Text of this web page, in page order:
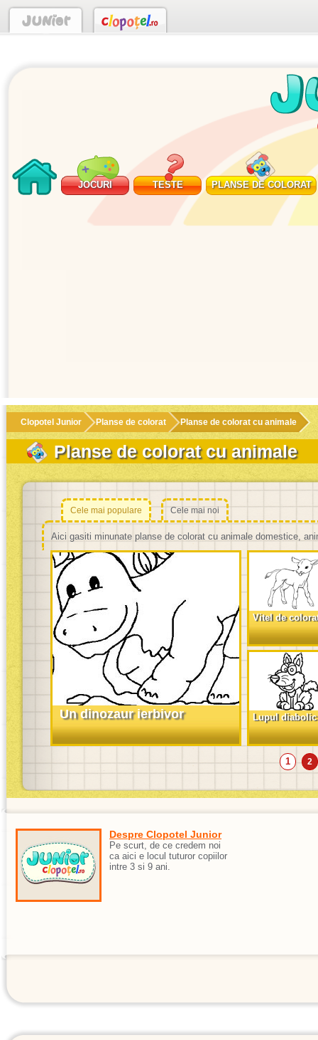
JOCURI TESTE PLANSE DE COLORAT
Clopotel Junior Planse de colorat Planse de colorat cu animale
Planse de colorat cu animale
Cele mai populare Cele mai noi
Aici gasiti minunate planse de colorat cu animale domestice,
Un dinozaur ierbivor
Vitel de
Lupul diabolic
1 2
Despre Clopotel Junior
Pe scurt, de ce credem noi
ca aici e locul tuturor copiilor
intre 3 si 9 ani.